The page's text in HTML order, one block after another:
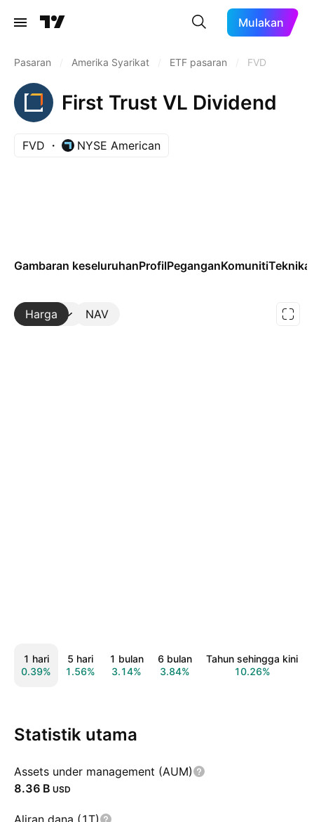
Mulakan
Pasaran Amerika Syarikat ETF pasaran FVD
First Trust VL Dividend
FVD NYSE American
Gambaran keseluruhanProfilPeganganKomunitiTeknikal
Harga NAV
Lebih
1 hari
0.39%
5 hari
1.56%
1 bulan
3.14%
6 bulan
3.84%
Tahun sehingga kini
10.26%
Statistik utama
Assets under management (AUM)
‪8.36 B‬ USD
Aliran dana (1T)